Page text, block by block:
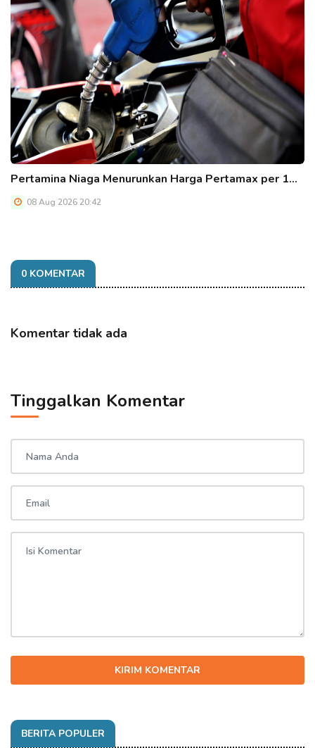
Pertamina Niaga Menurunkan Harga Pertamax per 1…
08 Aug 2026 20:42
0 KOMENTAR
Komentar tidak ada
Tinggalkan Komentar
KIRIM KOMENTAR
BERITA POPULER